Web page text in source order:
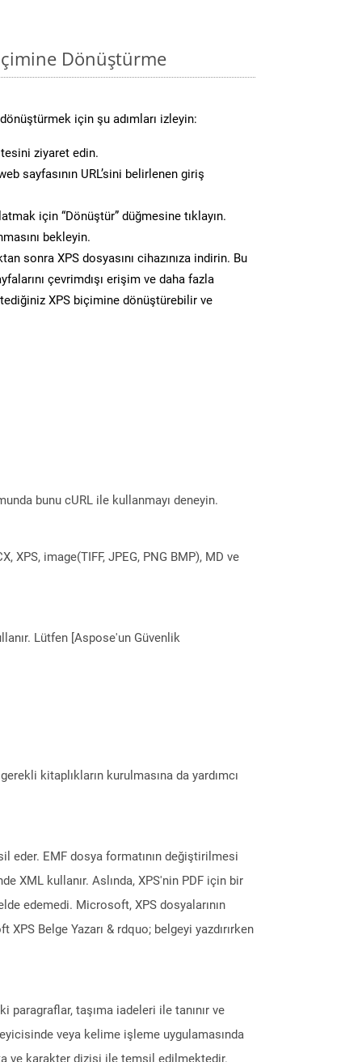
Dönüştürme
için şu adımları izleyin:
ziyaret edin.
sayfasının URL’sini belirlenen giriş
için “Dönüştür” düğmesine tıklayın.
bekleyin.
sonra XPS dosyasını cihazınıza indirin. Bu
çevrimdışı erişim ve daha fazla
XPS biçimine dönüştürebilir ve
bunu cURL ile kullanmayı deneyin.
XPS, image(TIFF, JPEG, PNG BMP), MD ve
Lütfen [Aspose'un Güvenlik
kitaplıkların kurulmasına da yardımcı
eder. EMF dosya formatının değiştirilmesi
XML kullanır. Aslında, XPS'nin PDF için bir
edemedi. Microsoft, XPS dosyalarının
Belge Yazarı & rdquo; belgeyi yazdırırken
taşıma iadeleri ile tanınır ve
veya kelime işleme uygulamasında
ve karakter dizisi ile temsil edilmektedir.